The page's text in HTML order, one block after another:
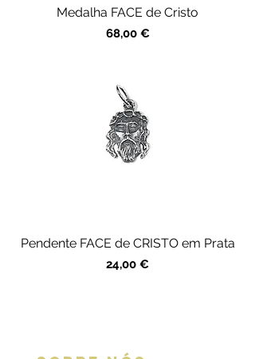
Medalha FACE de Cristo
Preço
68,00 €
Pendente FACE de CRISTO em Prata
Preço
24,00 €